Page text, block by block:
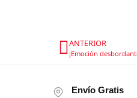
ANTERIOR
Envío Gratis